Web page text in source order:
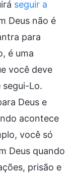
seguir a
Deus não é
para
é uma
você deve
segui-Lo.
Deus e
acontece
você só
Deus quando
prisão e